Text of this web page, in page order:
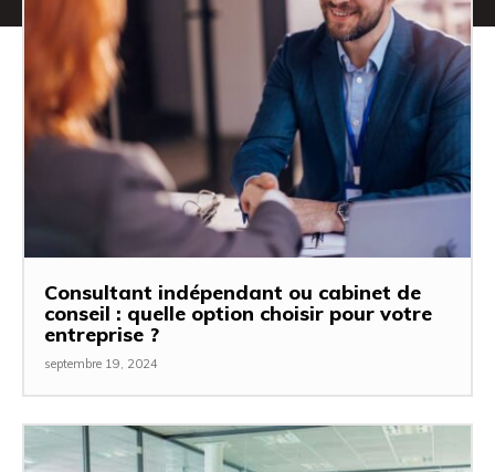
Consultant indépendant ou cabinet de
conseil : quelle option choisir pour votre
entreprise ?
septembre 19, 2024